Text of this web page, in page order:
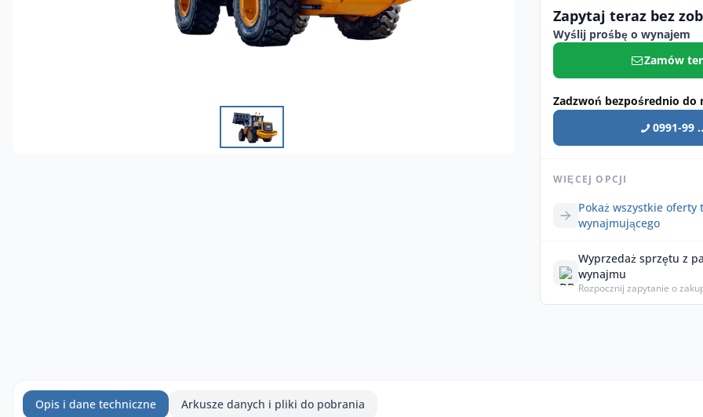
Zapytaj teraz bez
Wyślij prośbę o wynajem
Zamów
Zadzwoń bezpośrednio do
0991-99
WIĘCEJ OPCJI
Pokaż wszystkie oferty
wynajmującego
Wyprzedaż sprzętu z
wynajmu
Rozpocznij zapytanie o
Opis i dane techniczne Arkusze danych i pliki do pobrania